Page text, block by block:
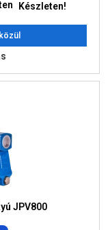
Készleten!
JPV800